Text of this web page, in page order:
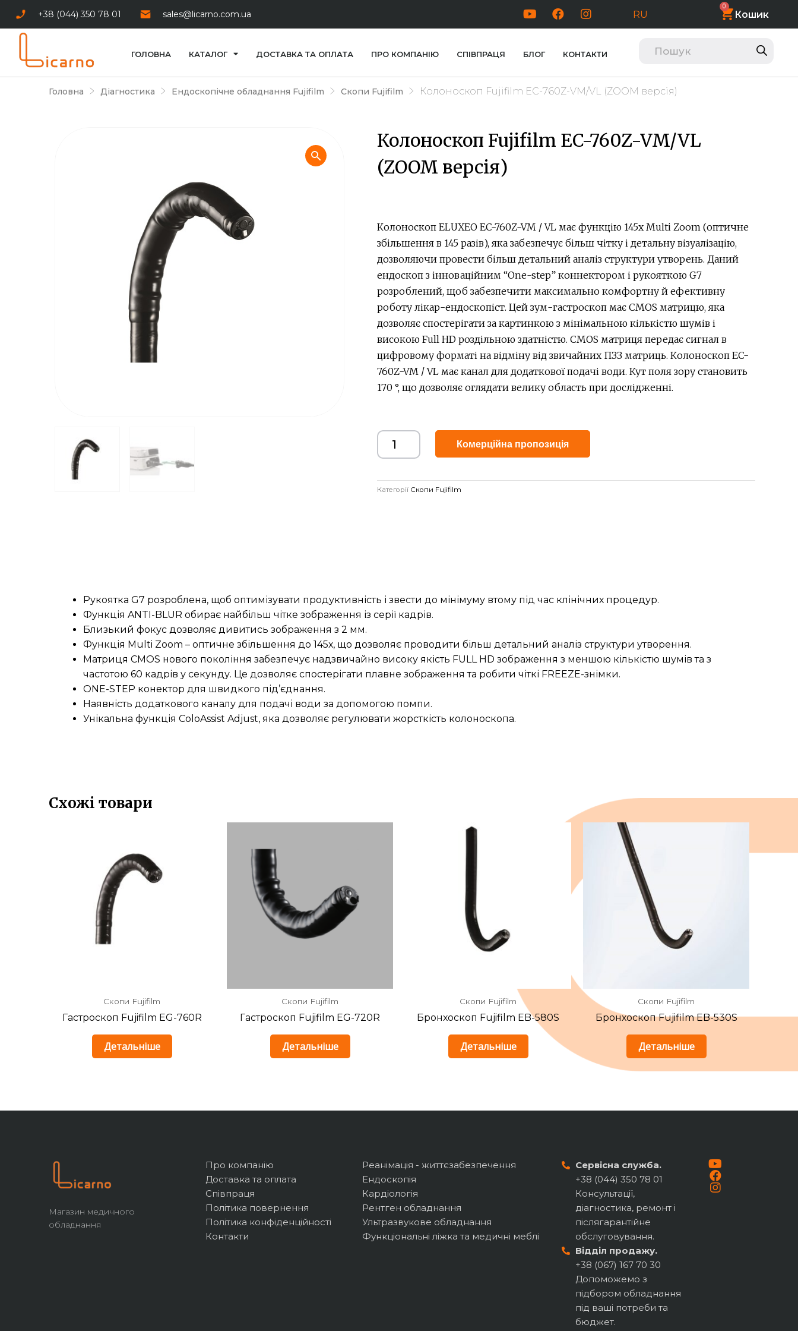
+38 (044) 350 78 01 sales@licarno.com.ua RU
0
Кошик
ГОЛОВНА КАТАЛОГ ДОСТАВКА ТА ОПЛАТА ПРО КОМПАНІЮ СПІВПРАЦЯ БЛОГ КОНТАКТИ
Головна Діагностика Ендоскопічне обладнання Fujifilm Скопи Fujifilm Колоноскоп Fujifilm EC-760Z-VM/VL (ZOOM версія)
Колоноскоп Fujifilm EC-760Z-VM/VL
(ZOOM версія)
Колоноскоп ELUXEO EC-760Z-VM / VL має функцію 145х Multi Zoom (оптичне
збільшення в 145 разів), яка забезпечує більш чітку і детальну візуалізацію,
дозволяючи провести більш детальний аналіз структури утворень. Даний
ендоскоп з інноваційним “One-step” коннектором і рукояткою G7
розроблений, щоб забезпечити максимально комфортну й ефективну
роботу лікар-ендоскопіст. Цей зум-гастроскоп має CMOS матрицю, яка
дозволяє спостерігати за картинкою з мінімальною кількістю шумів і
високою Full HD роздільною здатністю. CMOS матриця передає сигнал в
цифровому форматі на відміну від звичайних ПЗЗ матриць. Колоноскоп EC-
760Z-VM / VL має канал для додаткової подачі води. Кут поля зору становить
170 °, що дозволяє оглядати велику область при дослідженні.
Комерційна пропозиція
Категорії Скопи Fujifilm
Рукоятка G7 розроблена, щоб оптимізувати продуктивність і звести до мінімуму втому під час клінічних процедур.
Функція ANTI-BLUR обирає найбільш чітке зображення із серії кадрів.
Близький фокус дозволяє дивитись зображення з 2 мм.
Функція Multi Zoom – оптичне збільшення до 145х, що дозволяє проводити більш детальний аналіз структури утворення.
Матриця CMOS нового покоління забезпечує надзвичайно високу якість FULL HD зображення з меншою кількістю шумів та з
частотою 60 кадрів у секунду. Це дозволяє спостерігати плавне зображення та робити чіткі FREEZE-знімки.
ONE-STEP конектор для швидкого під’єднання.
Наявність додаткового каналу для подачі води за допомогою помпи.
Унікальна функція ColoAssist Adjust, яка дозволяє регулювати жорсткість колоноскопа.
Схожі товари
Скопи Fujifilm
Гастроскоп Fujifilm EG-760R
Детальніше
Скопи Fujifilm
Гастроскоп Fujifilm EG-720R
Детальніше
Скопи Fujifilm
Бронхоскоп Fujifilm EB-580S
Детальніше
Скопи Fujifilm
Бронхоскоп Fujifilm EB-530S
Детальніше
Магазин медичного
обладнання
Про компанію
Доставка та оплата
Співпраця
Політика повернення
Політика конфіденційності
Контакти
Реанімація - життєзабезпечення
Ендоскопія
Кардіологія
Рентген обладнання
Ультразвукове обладнання
Функціональні ліжка та медичні меблі
Сервісна служба.
+38 (044) 350 78 01
Консультації,
діагностика, ремонт і
післягарантійне
обслуговування.
Відділ продажу.
+38 (067) 167 70 30
Допоможемо з
підбором обладнання
під ваші потреби та
бюджет.